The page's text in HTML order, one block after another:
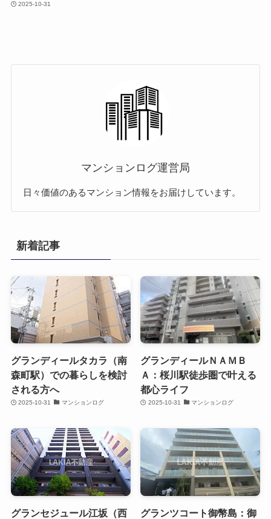
2025-10-31
マンションログ運営局
日々価値のあるマンション情報をお届けしています。
新着記事
グランディールタカラ（南
森町駅）での暮らしを検討
される方へ
2025-10-31 マンションログ
グランディールＮＡＭＢ
Ａ：桜川駅徒歩圏で叶える
都心ライフ
2025-10-31 マンションログ
グランセジュール江坂（西
グランツコート御幣島：御